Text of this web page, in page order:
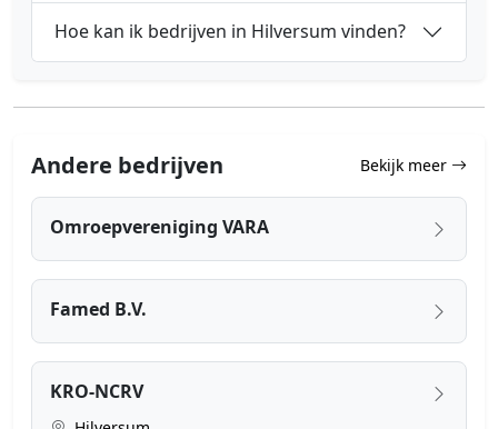
Hoe kan ik bedrijven in Hilversum vinden?
Andere bedrijven Bekijk meer
Omroepvereniging VARA
Famed B.V.
KRO-NCRV